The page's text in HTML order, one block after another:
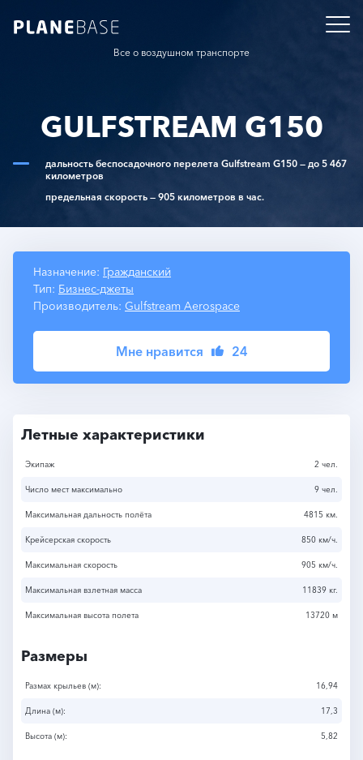
Все о воздушном транспорте
GULFSTREAM G150
дальность беспосадочного перелета Gulfstream G150 — до 5 467
километров
предельная скорость — 905 километров в час.
Назначение: Гражданский
Тип: Бизнес-джеты
Производитель: Gulfstream Aerospace
Мне нравится 24
Летные характеристики
Экипаж 2 чел.
Число мест максимально 9 чел.
Максимальная дальность полёта 4815 км.
Крейсерская скорость 850 км/ч.
Максимальная скорость 905 км/ч.
Максимальная взлетная масса 11839 кг.
Максимальная высота полета 13720 м
Размеры
Размах крыльев (м): 16,94
Длина (м): 17,3
Высота (м): 5,82